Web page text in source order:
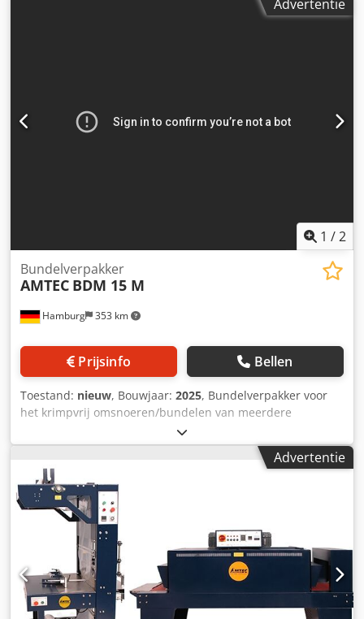
Advertentie
1 /2
Hamburg 353 km
Bundelverpakker
AMTEC BDM 15 M
Prijsinfo Bellen
Toestand: nieuw, Bouwjaar: 2025, Bundelverpakker voor
het krimpvrij omsnoeren/bundelen van meerdere
producten met PE-folie. Compact, robuust ontwerp,
eenvoudig te gebruiken, snelle filmwissel. – Specificaties:
Bundelafmetingen: L(50-200)xB(50-130)H(30-280) mm;
Geschikte bundelband: PE-folie; PE-foliebreedte: 40 ~ 80
mm; PE-foliedikte: 50 ~ 80 µm; Snelheid: max. 10
bundels/minuut bij 10 dozen per bundel, max. 15
bundels/minuut bij 5 dozen per bundel; Vermogen: 0,5 kW,
220 V/50 Hz; Perslucht: 6 bar; Afmetingen:
L1600xB600xH1500 mm; Gewicht: 300 kg. Houd er rekening
mee dat onze nieuwe prijzen vaak lager zijn dan de
gebruikelijke prijzen. Stel gerust uw vraag en vertel ons uw
Advertentie